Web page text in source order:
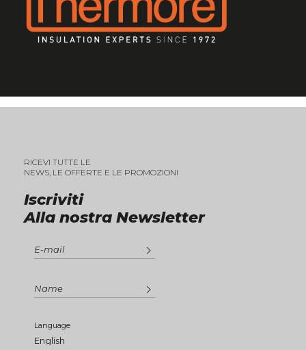
Iscriviti
Alla nostra Newsletter
RICEVI TUTTE LE
NEWS, LE OFFERTE E LE PROMOZIONI
Language